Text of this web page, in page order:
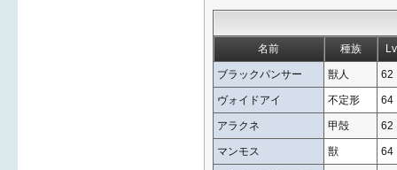
名前 種族 Lv
ブラックパンサー 獣人 62
ヴォイドアイ 不定形 64
アラクネ 甲殻 62
マンモス 獣 64